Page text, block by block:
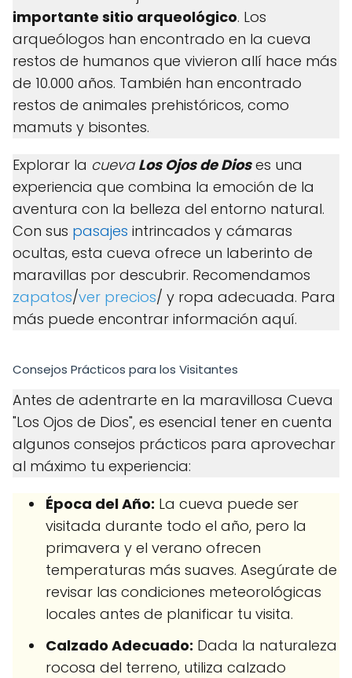
importante sitio arqueológico. Los
arqueólogos han encontrado en la cueva
restos de humanos que vivieron allí hace más
de 10.000 años. También han encontrado
restos de animales prehistóricos, como
mamuts y bisontes.
Explorar la cueva Los Ojos de Dioses una
experiencia que combina la emoción de la
aventura con la belleza del entorno natural.
Con sus pasajes intrincados y cámaras
ocultas, esta cueva ofrece un laberinto de
maravillas por descubrir. Recomendamos
zapatos/ver precios/ y ropa adecuada. Para
más puede encontrar información aquí.
Consejos Prácticos para los Visitantes
Antes de adentrarte en la maravillosa Cueva
"Los Ojos de Dios", es esencial tener en cuenta
algunos consejos prácticos para aprovechar
al máximo tu experiencia:
Época del Año: La cueva puede ser
visitada durante todo el año, pero la
primavera y el verano ofrecen
temperaturas más suaves. Asegúrate de
revisar las condiciones meteorológicas
locales antes de planificar tu visita.
Calzado Adecuado: Dada la naturaleza
rocosa del terreno, utiliza calzado